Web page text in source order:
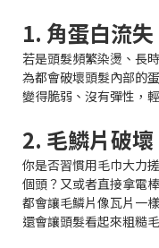
1. 角蛋白流失
若是頭髮頻繁染燙、長
為都會破壞頭髮內部的
變得脆弱、沒有彈性，
2. 毛鱗片破壞
你是否習慣用毛巾大力
個頭？又或者直接拿電
都會讓毛鱗片像瓦片一
還會讓頭髮看起來粗糙